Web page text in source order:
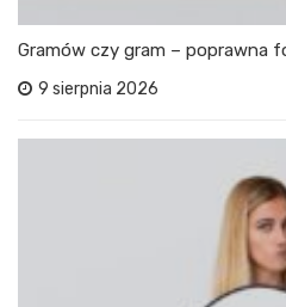
Gramów czy gram – poprawna
9 sierpnia 2026